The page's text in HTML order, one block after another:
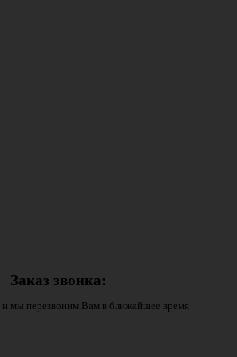
Заказ звонка:
и мы перезвоним Вам в ближайшее время